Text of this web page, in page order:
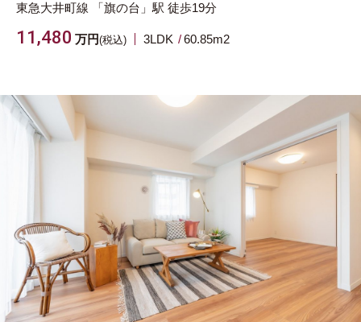
東急大井町線 「旗の台」駅 徒歩19分
11,480 万円(税込) 3LDK 60.85m2